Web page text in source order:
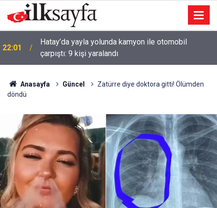
22:01
Hatay’da yayla yolunda kamyon ile otomobil
çarpıştı: 9 kişi yaralandı
Anasayfa Güncel
Zatürre diye doktora gitti! Ölümden
döndü